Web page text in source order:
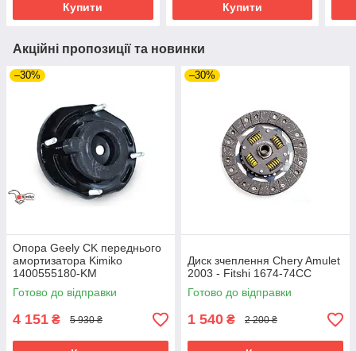
Купити Купити
Акційні пропозиції та новинки
–30%
Опора Geely CK переднього
амортизатора Kimiko
1400555180-KM
Готово до відправки
4 151 ₴ 5 930 ₴
–30%
Диск зчеплення Chery Amulet
2003 - Fitshi 1674-74CC
Готово до відправки
1 540 ₴ 2 200 ₴